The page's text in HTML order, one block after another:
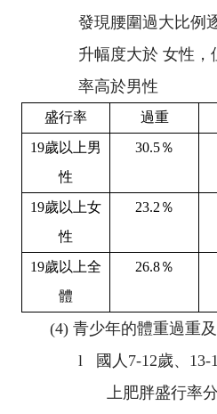
發現腰圍過大比例
升幅度大於 女性
率高於男性
盛行率 過重
19歲以上男
性
30.5％
19歲以上女
性
23.2 ％
19歲以上全
體
26.8％
(4) 青少年的體重過重
l
國人 7-12歲、 13-
上肥胖盛行率